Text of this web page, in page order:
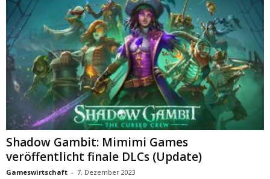
Shadow Gambit: Mimimi Games
veröffentlicht finale DLCs (Update)
Gameswirtschaft - 7. Dezember 2023